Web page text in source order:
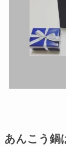
あんこう鍋